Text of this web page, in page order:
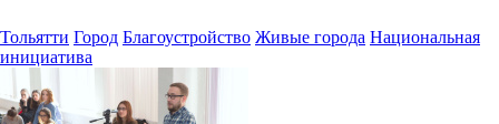
Тольятти Город Благоустройство Живые города Национальная
инициатива